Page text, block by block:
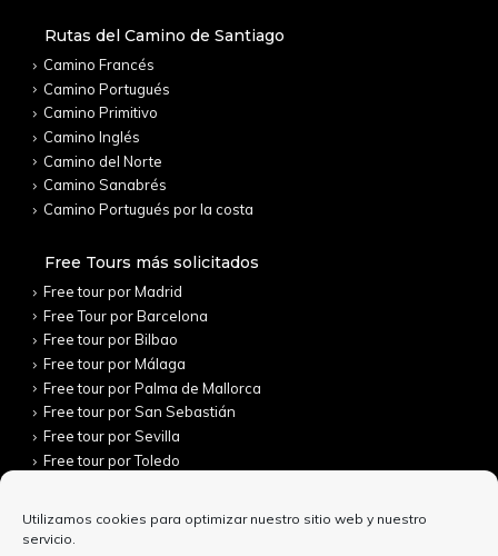
Utilizamos cookies para optimizar nuestro sitio web y nuestro
servicio.
Rutas del Camino de Santiago
Camino Francés
Camino Portugués
Camino Primitivo
Camino Inglés
Camino del Norte
Camino Sanabrés
Camino Portugués por la costa
Free Tours más solicitados
Free tour por Madrid
Free Tour por Barcelona
Free tour por Bilbao
Free tour por Málaga
Free tour por Palma de Mallorca
Free tour por San Sebastián
Free tour por Sevilla
Free tour por Toledo